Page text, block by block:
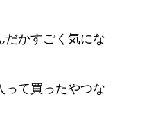
かすごく気にな
て買ったやつな